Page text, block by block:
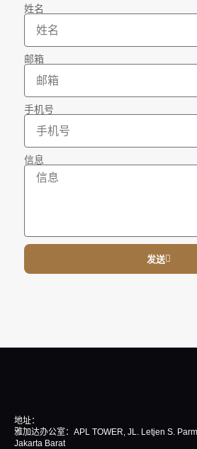
姓名
邮箱
手机号
信息
发送
地址：
雅加达办公室：APL TOWER, JL. Letjen S.
Jakarta Barat